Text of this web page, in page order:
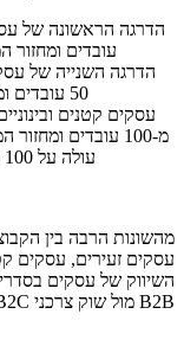
עובדים ומחזור
הדרגה השנייה של
50 עובדים ומחזור המכירות שלו עד 25 מיליון ₪ בשנה;
עולה על 100 מיליון ₪ בשנה, מוגדרים כעסקים בינוניים.
מהשונות הרבה בין
עסקים זעירים, עסקים
השיווק של עסקים
B2B מול שוק צרכני